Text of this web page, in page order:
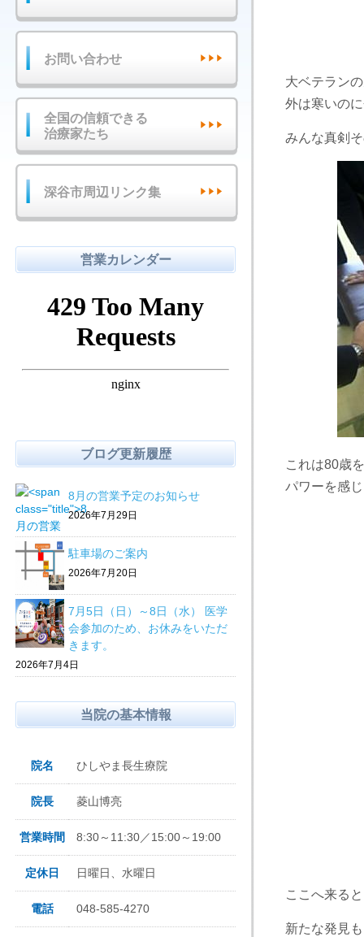
大ベテラン
外は寒いの
みんな真剣
これは80歳
パワーを感
ここへ来る
新たな発見
お問い合わせ
全国の信頼できる
治療家たち
深谷市周辺リンク集
営業カレンダー
ブログ更新履歴
8月の営業予定のお知らせ
2026年7月29日
駐車場のご案内
2026年7月20日
7月5日（日）～8日（水） 医学
会参加のため、お休みをいただ
きます。
2026年7月4日
当院の基本情報
院名 ひしやま長生療院
院長 菱山博亮
営業時間 8:30～11:30／15:00～19:00
定休日 日曜日、水曜日
電話 048-585-4270